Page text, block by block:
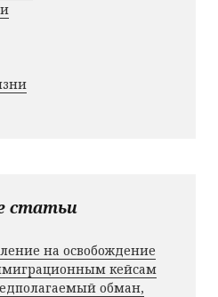
статьи
на освобождение
кейсам
обман,